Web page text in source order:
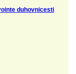
duhovnicesti